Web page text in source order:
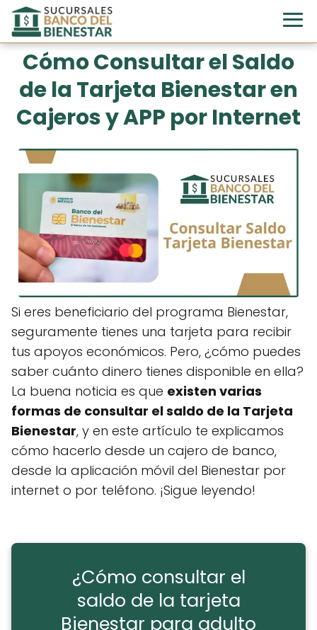
Cómo Consultar el Saldo
de la Tarjeta Bienestar en
Cajeros y APP por Internet
Si eres beneficiario del programa Bienestar,
seguramente tienes una tarjeta para recibir
tus apoyos económicos. Pero, ¿cómo puedes
saber cuánto dinero tienes disponible en ella?
La buena noticia es que existen varias
formas de consultar el saldo de la Tarjeta
Bienestar, y en este artículo te explicamos
cómo hacerlo desde un cajero de banco,
desde la aplicación móvil del Bienestar por
internet o por teléfono. ¡Sigue leyendo!
¿Cómo consultar el
saldo de la tarjeta
Bienestar para adulto